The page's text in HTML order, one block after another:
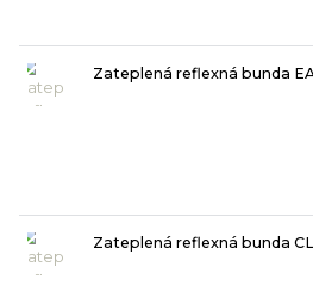
Zateplená reflexná bunda
Zateplená reflexná bunda